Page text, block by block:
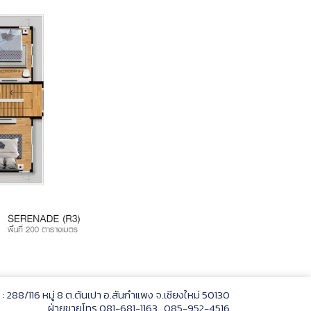
288/116 หมู่ 8 ต.ต้นเปา อ.สันกำแพง จ.เชียงใหม่ 50130